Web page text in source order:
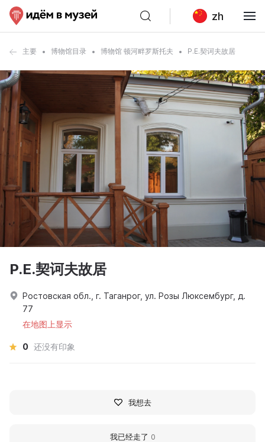
zh
主要 博物馆目录 博物馆 顿河畔罗斯托夫 P.E.契诃夫故居
P.E.契诃夫故居
Ростовская обл., г. Таганрог, ул. Розы Люксембург, д.
77
在地图上显示
0 还没有印象
我想去
我已经走了 0